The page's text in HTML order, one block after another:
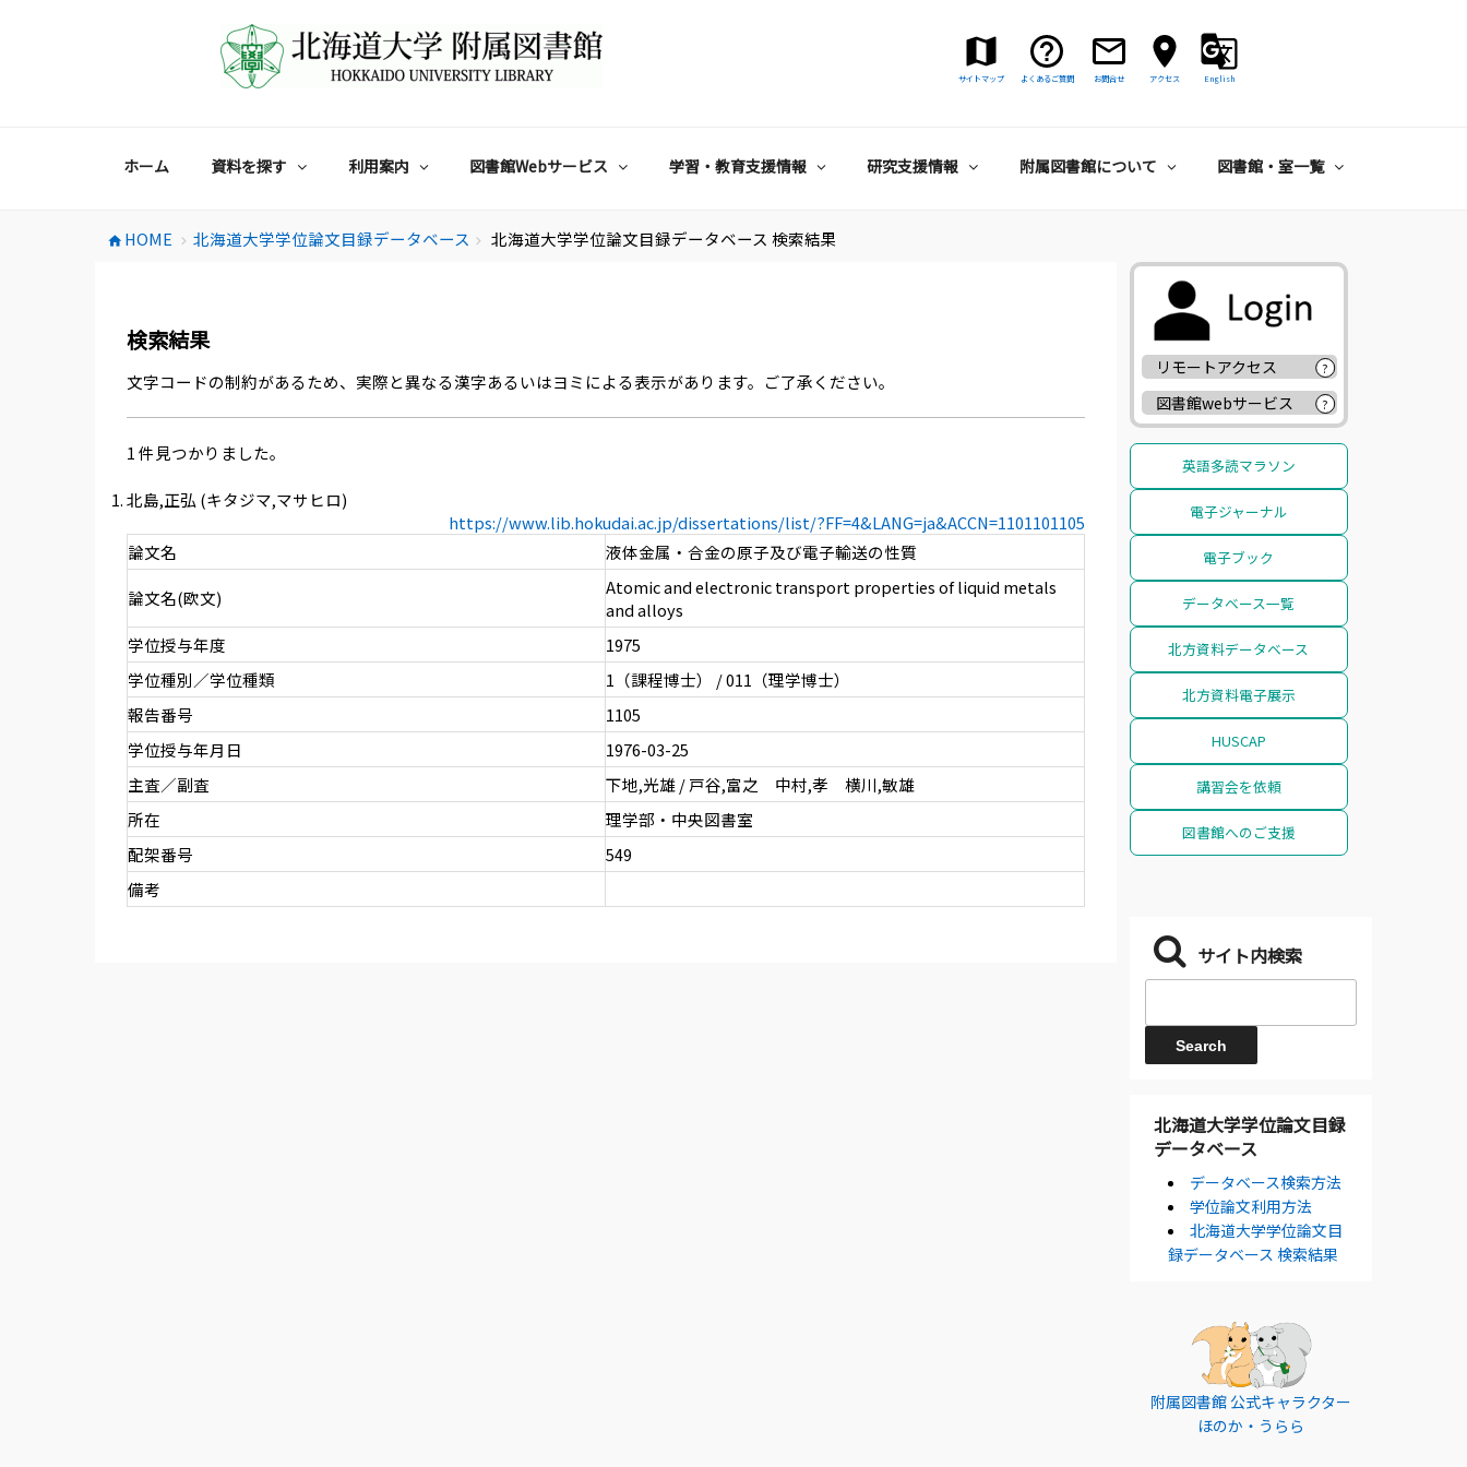
サイトマップ よくあるご質問 お問合せ アクセス English
ホーム 資料を探す 利用案内 図書館Webサービス 学習・教育支援情報 研究支援情報 附属図書館について 図書館・室一覧
home HOME chevron_right 北海道大学学位論文目録データベース chevron_right 北海道大学学位論文目録データベース 検索結果
検索結果
文字コードの制約があるため、実際と異なる漢字あるいはヨミによる表示があります。ご了承ください。
1 件見つかりました。
北島,正弘 (キタジマ,マサヒロ)
https://www.lib.hokudai.ac.jp/dissertations/list/?FF=4&LANG=ja&ACCN=1101101105
論文名
液体金属・合金の原子及び電子輸送の性質
論文名(欧文)
Atomic and electronic transport properties of liquid metals
and alloys
学位授与年度
1975
学位種別／学位種類
1（課程博士） / 011（理学博士）
報告番号
1105
学位授与年月日
1976-03-25
主査／副査
下地,光雄 / 戸谷,富之 中村,孝 横川,敏雄
所在
理学部・中央図書室
配架番号
549
備考
リモートアクセス ?
図書館webサービス ?
英語多読マラソン
電子ジャーナル
電子ブック
データベース一覧
北方資料データベース
北方資料電子展示
HUSCAP
講習会を依頼
図書館へのご支援
サイト内検索
北海道大学学位論文目録
データベース
データベース検索方法
学位論文利用方法
北海道大学学位論文目
録データベース 検索結果
附属図書館 公式キャラクター
ほのか・うらら